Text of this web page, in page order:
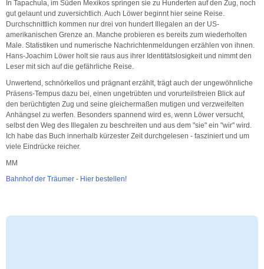
In Tapachula, im Süden Mexikos springen sie zu Hunderten auf den Zug, noch
gut gelaunt und zuversichtlich. Auch Löwer beginnt hier seine Reise.
Durchschnittlich kommen nur drei von hundert Illegalen an der US-
amerikanischen Grenze an. Manche probieren es bereits zum wiederholten
Male. Statistiken und numerische Nachrichtenmeldungen erzählen von ihnen.
Hans-Joachim Löwer holt sie raus aus ihrer Identitätslosigkeit und nimmt den
Leser mit sich auf die gefährliche Reise.
Unwertend, schnörkellos und prägnant erzählt, trägt auch der ungewöhnliche
Präsens-Tempus dazu bei, einen ungetrübten und vorurteilsfreien Blick auf
den berüchtigten Zug und seine gleichermaßen mutigen und verzweifelten
Anhängsel zu werfen. Besonders spannend wird es, wenn Löwer versucht,
selbst den Weg des Illegalen zu beschreiten und aus dem "sie" ein "wir" wird.
Ich habe das Buch innerhalb kürzester Zeit durchgelesen - fasziniert und um
viele Eindrücke reicher.
MM
Bahnhof der Träumer - Hier bestellen!